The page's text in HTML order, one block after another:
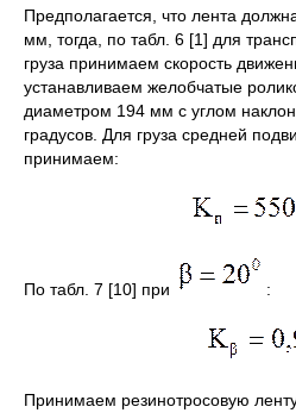
Предполагается, что лента
мм, тогда, по табл. 6 [1] для
груза принимаем скорость
устанавливаем желобчатые
диаметром 194 мм с углом
градусов. Для груза средней
принимаем:
По табл. 7 [10] при :
Принимаем резинотросовую